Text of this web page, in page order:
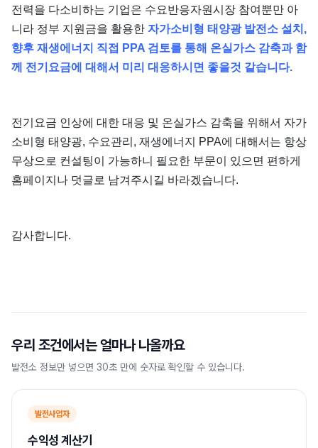
전력을 다소비하는 기업은 수요반응자원시장 참여뿐만 아
니라 정부 지원금을 활용한 자가소비형 태양광 발전소 설치,
향후 재생에너지 직접 PPA 검토를 통해 온실가스 감축과 함
께 전기요금에 대해서 미리 대응하시면 좋을것 같습니다.
전기요금 인상에 대한 대응 및 온실가스 감축을 위해서 자가
소비형 태양광, 수요관리, 재생에너지 PPA에 대해서는 항상
무상으로 컨설팅이 가능하니 필요한 부문이 있으면 편하게
홈페이지나 덧글로 남겨주시길 바라겠습니다.
감사합니다.
우리 조건에서는 얼마나 나올까요
발전소 정보만 넣으면 30초 만에 숫자로 확인할 수 있습니다.
발전사업자
수익성 계산기